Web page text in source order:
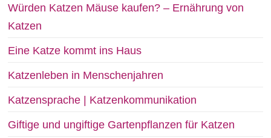
Würden Katzen Mäuse kaufen? – Ernährung von
Katzen
Eine Katze kommt ins Haus
Katzenleben in Menschenjahren
Katzensprache | Katzenkommunikation
Giftige und ungiftige Gartenpflanzen für Katzen